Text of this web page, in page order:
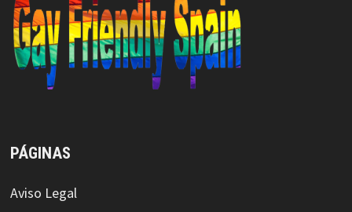
PÁGINAS
Aviso Legal